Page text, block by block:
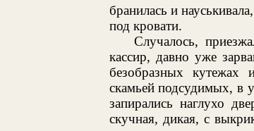
бранилась и
под кровати.
Случалось,
кассир, давно уже
безобразных
скамьей подсудимых, в
запирались наглухо
скучная, дикая, с